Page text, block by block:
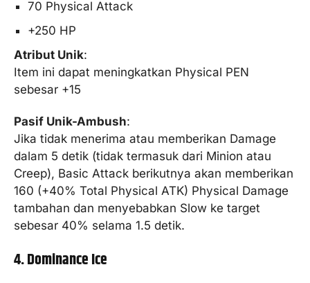
70 Physical Attack
+250 HP
Atribut Unik:
Item ini dapat meningkatkan Physical PEN
sebesar +15
Pasif Unik-Ambush:
Jika tidak menerima atau memberikan Damage
dalam 5 detik (tidak termasuk dari Minion atau
Creep), Basic Attack berikutnya akan memberikan
160 (+40% Total Physical ATK) Physical Damage
tambahan dan menyebabkan Slow ke target
sebesar 40% selama 1.5 detik.
4. Dominance Ice